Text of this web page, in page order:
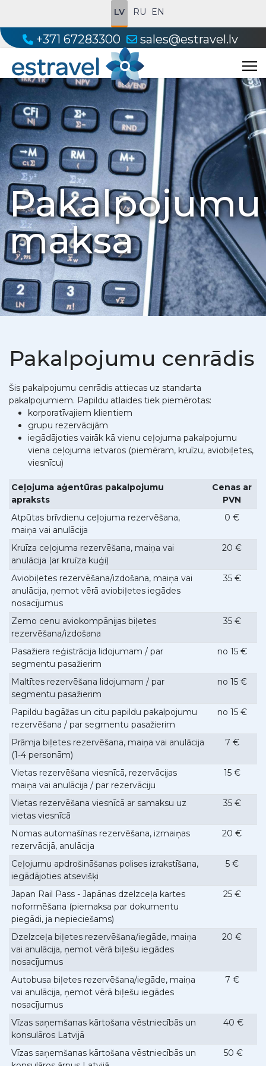
LV RU EN
+371 67283300 sales@estravel.lv
Pakalpojumu
maksa
Pakalpojumu cenrādis
Šis pakalpojumu cenrādis attiecas uz standarta
pakalpojumiem. Papildu atlaides tiek piemērotas:
korporatīvajiem klientiem
grupu rezervācijām
iegādājoties vairāk kā vienu ceļojuma pakalpojumu
viena ceļojuma ietvaros (piemēram, kruīzu, aviobiļetes,
viesnīcu)
Ceļojuma aģentūras pakalpojumu
apraksts
Cenas ar
PVN
Atpūtas brīvdienu ceļojuma rezervēšana,
maiņa vai anulācija
0 €
Kruīza ceļojuma rezervēšana, maiņa vai
anulācija (ar kruīza kuģi)
20 €
Aviobiļetes rezervēšana/izdošana, maiņa vai
anulācija, ņemot vērā aviobiļetes iegādes
nosacījumus
35 €
Zemo cenu aviokompānijas biļetes
rezervēšana/izdošana
35 €
Pasažiera reģistrācija lidojumam / par
segmentu pasažierim
no 15 €
Maltītes rezervēšana lidojumam / par
segmentu pasažierim
no 15 €
Papildu bagāžas un citu papildu pakalpojumu
rezervēšana / par segmentu pasažierim
no 15 €
Prāmja biļetes rezervēšana, maiņa vai anulācija
(1-4 personām)
7 €
Vietas rezervēšana viesnīcā, rezervācijas
maiņa vai anulācija / par rezervāciju
15 €
Vietas rezervēšana viesnīcā ar samaksu uz
vietas viesnīcā
35 €
Nomas automašīnas rezervēšana, izmaiņas
rezervācijā, anulācija
20 €
Ceļojumu apdrošināšanas polises izrakstīšana,
iegādājoties atsevišķi
5 €
Japan Rail Pass - Japānas dzelzceļa kartes
noformēšana (piemaksa par dokumentu
piegādi, ja nepieciešams)
25 €
Dzelzceļa biļetes rezervēšana/iegāde, maiņa
vai anulācija, ņemot vērā biļešu iegādes
nosacījumus
20 €
Autobusa biļetes rezervēšana/iegāde, maiņa
vai anulācija, ņemot vērā biļešu iegādes
nosacījumus
7 €
Vīzas saņemšanas kārtošana vēstniecībās un
konsulāros Latvijā
40 €
Vīzas saņemšanas kārtošana vēstniecībās un
50 €